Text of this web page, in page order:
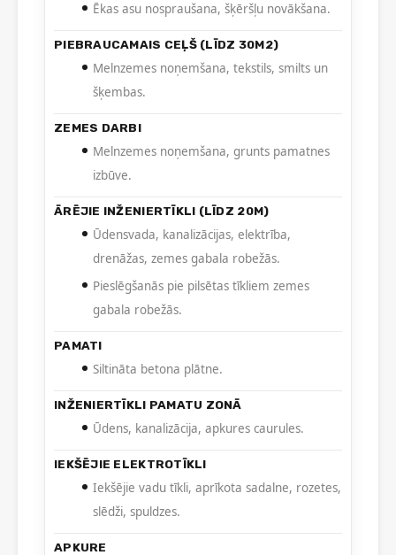
Ēkas asu nospraušana, šķēršļu novākšana.
PIEBRAUCAMAIS CEĻŠ (LĪDZ 30M2)
Melnzemes noņemšana, tekstils, smilts un
šķembas.
ZEMES DARBI
Melnzemes noņemšana, grunts pamatnes
izbūve.
ĀRĒJIE INŽENIERTĪKLI (LĪDZ 20M)
Ūdensvada, kanalizācijas, elektrība,
drenāžas, zemes gabala robežās.
Pieslēgšanās pie pilsētas tīkliem zemes
gabala robežās.
PAMATI
Siltināta betona plātne.
INŽENIERTĪKLI PAMATU ZONĀ
Ūdens, kanalizācija, apkures caurules.
IEKŠĒJIE ELEKTROTĪKLI
Iekšējie vadu tīkli, aprīkota sadalne, rozetes,
slēdži, spuldzes.
APKURE